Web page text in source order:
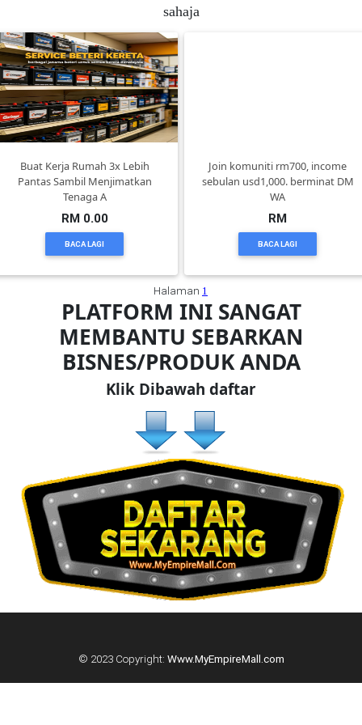
sahaja
Buat Kerja Rumah 3x Lebih
Pantas Sambil Menjimatkan
Tenaga A
RM 0.00
BACA LAGI
Join komuniti rm700, income
sebulan usd1,000. berminat DM
WA
RM
BACA LAGI
Halaman 1
PLATFORM INI SANGAT
MEMBANTU SEBARKAN
BISNES/PRODUK ANDA
Klik Dibawah daftar
FESYEN
WANITA(0)
KECANTIKAN(7)
FESYEN
LELAKI(0)
MINYAK
WANGI(8)
PENDIDIKAN(19)
ARTIKEL(14)
PEMBORONG(2)
© 2023 Copyright: Www.MyEmpireMall.com